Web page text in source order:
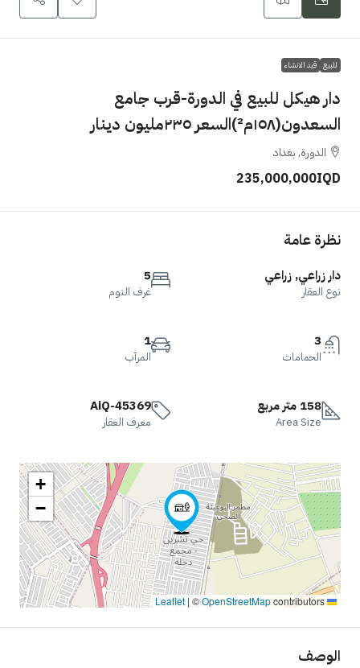
للبيع قيد الانشاء
دار هيكل للبيع في الدورة-قرب جامع
السعدون(١٥٨م²)السعر ٢٣٥مليون دينار
الدورة, بغداد
235,000,000IQD
نظرة عامة
دار زراعي, زراعي
نوع العقار
5
غرف النوم
3
الحمامات
1
المرآب
158 متر مربع
Area Size
AiQ-45369
معرف العقار
+
−
| ©OpenStreetMapcontributors
الوصف